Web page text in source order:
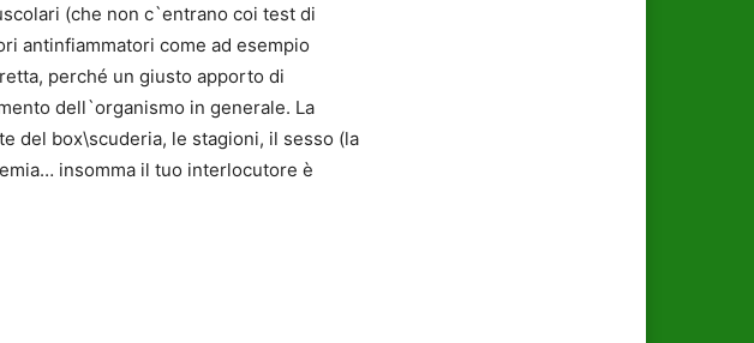
(che non c`entrano coi test di
antinfiammatori come ad esempio
perché un giusto apporto di
dell`organismo in generale. La
del box\scuderia, le stagioni, il sesso (la
insomma il tuo interlocutore è